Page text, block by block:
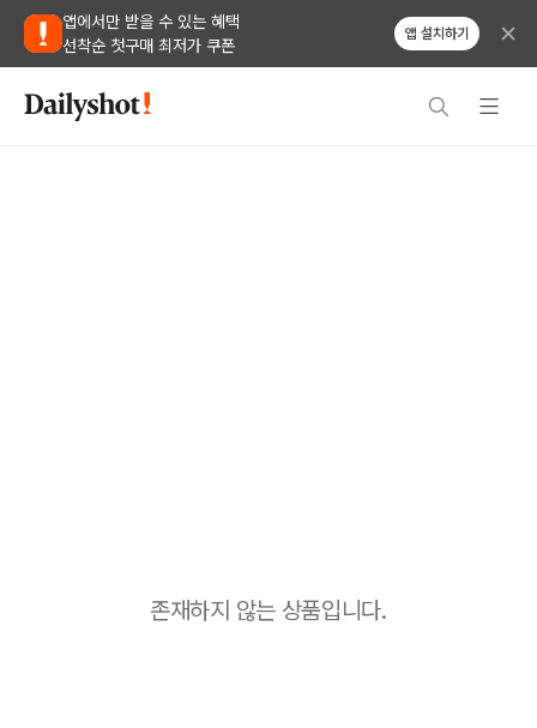
앱에서만 받을 수 있는 혜택
선착순 첫구매 최저가 쿠폰
앱 설치하기
존재하지 않는 상품입니다.